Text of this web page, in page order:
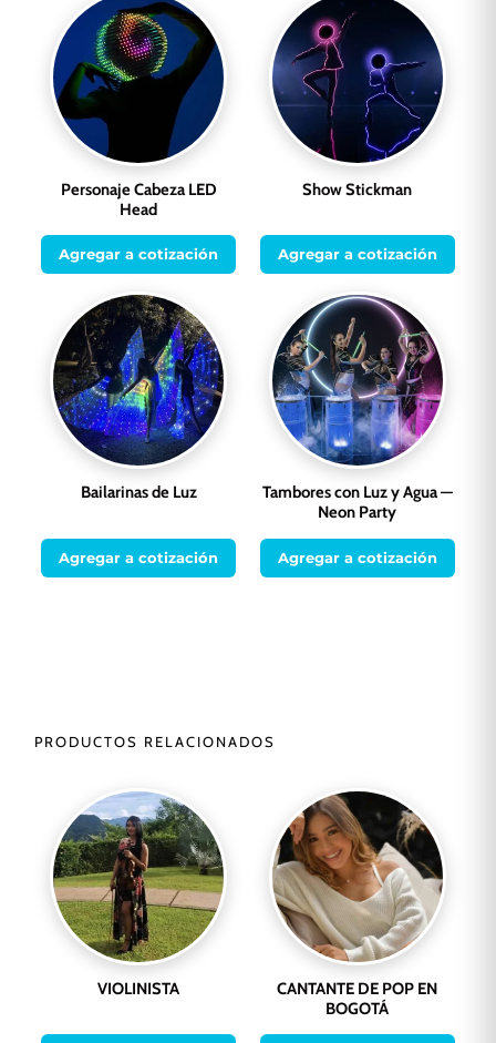
Personaje Cabeza LED
Head
Agregar a cotización
Show Stickman
Agregar a cotización
Bailarinas de Luz
Agregar a cotización
Tambores con Luz y Agua —
Neon Party
Agregar a cotización
PRODUCTOS RELACIONADOS
VIOLINISTA
CANTANTE DE POP EN
BOGOTÁ